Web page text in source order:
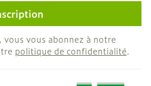
vous abonnez à notre
politique de confidentialité.